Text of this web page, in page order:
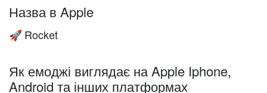
Назва в Apple
🚀 Rocket
Як емоджі виглядає на Apple Iphone,
Android та інших платформах